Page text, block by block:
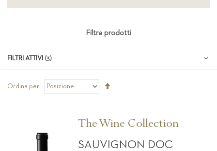
Ordina per
The Wine Collection
SAUVIGNON DOC
Filtra prodotti
FILTRI ATTIVI